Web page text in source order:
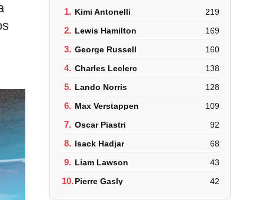
1. Kimi Antonelli 219
2. Lewis Hamilton 169
3. George Russell 160
4. Charles Leclerc 138
5. Lando Norris 128
6. Max Verstappen 109
7. Oscar Piastri 92
8. Isack Hadjar 68
9. Liam Lawson 43
10.Pierre Gasly 42